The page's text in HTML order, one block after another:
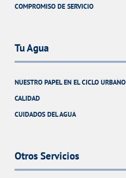
COMPROMISO DE SERVICIO
Tu Agua
NUESTRO PAPEL EN EL CICLO URBANO
CALIDAD
CUIDADOS DEL AGUA
Otros Servicios